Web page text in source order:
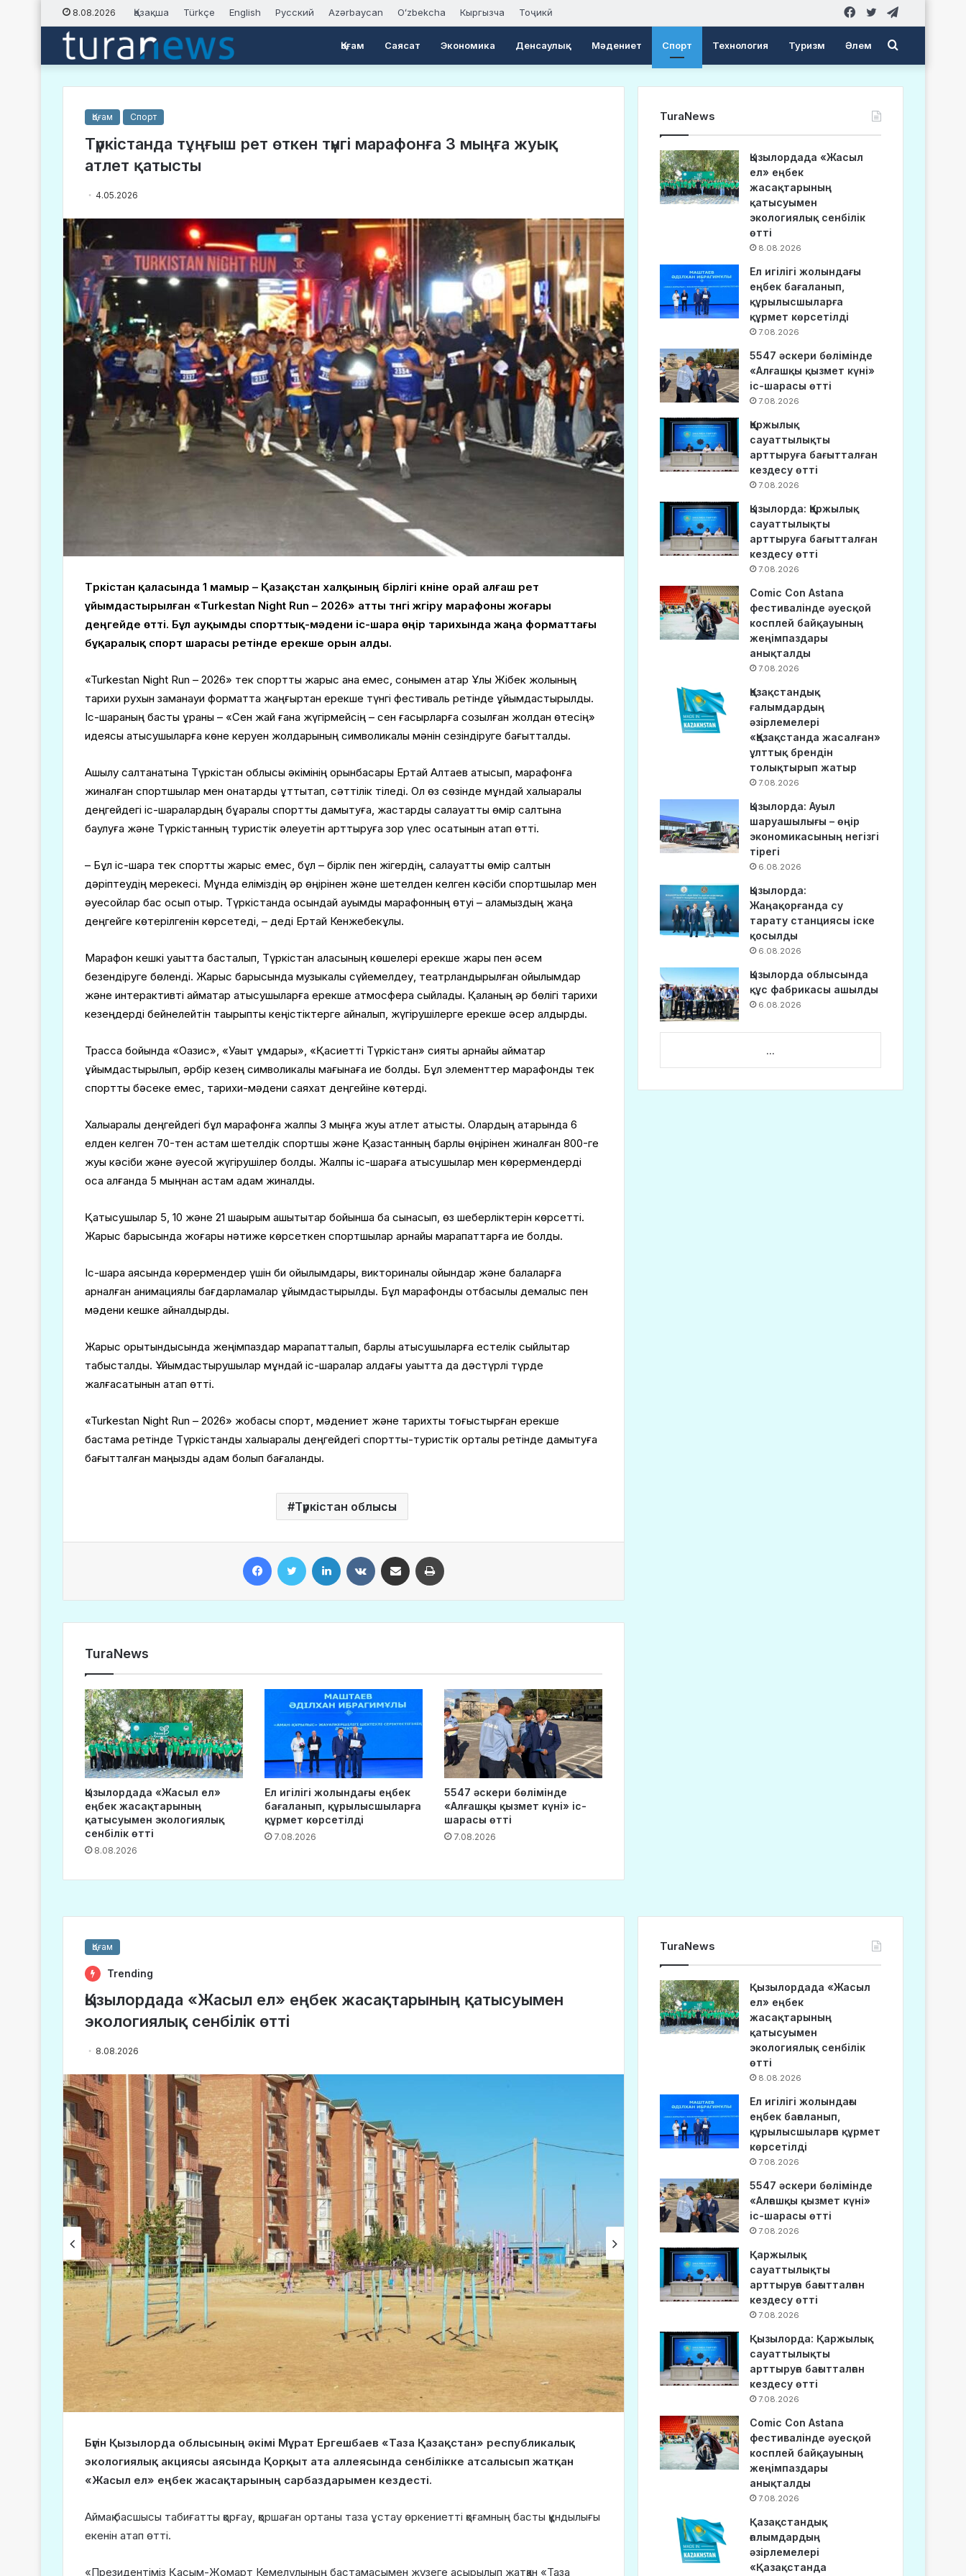
8.08.2026 Қазақша Türkçe English Русский Azərbaycan Oʻzbekcha Кыргызча Тоҷикӣ Twitter
Facebook
Қоғам Саясат Экономика Денсаулық Мәдениет Спорт Технология Туризм Әлем Search
for
Қоғам Спорт
Түркістанда тұңғыш рет өткен түнгі марафонға 3 мыңға жуық
атлет қатысты
4.05.2026
Түркістан қаласында 1 мамыр – Қазақстан халқының бірлігі күніне орай алғаш рет
ұйымдастырылған «Turkestan Night Run – 2026» атты түнгі жүгіру марафоны жоғары
деңгейде өтті. Бұл ауқымды спорттық-мәдени іс-шара өңір тарихында жаңа форматтағы
бұқаралық спорт шарасы ретінде ерекше орын алды.
«Turkestan Night Run – 2026» тек спорттық жарыс қана емес, сонымен қатар Ұлы Жібек жолының
тарихи рухын заманауи форматта жаңғыртқан ерекше түнгі фестиваль ретінде ұйымдастырылды.
Іс-шараның басты ұраны – «Сен жай ғана жүгірмейсің – сен ғасырларға созылған жолдан өтесің»
идеясы қатысушыларға көне керуен жолдарының символикалық мәнін сезіндіруге бағытталды.
Ашылу салтанатына Түркістан облысы әкімінің орынбасары Ертай Алтаев қатысып, марафонға
жиналған спортшылар мен қонақтарды құттықтап, сәттілік тіледі. Ол өз сөзінде мұндай халықаралық
деңгейдегі іс-шаралардың бұқаралық спортты дамытуға, жастарды салауатты өмір салтына
баулуға және Түркістанның туристік әлеуетін арттыруға зор үлес қосатынын атап өтті.
– Бұл іс-шара тек спорттық жарыс емес, бұл – бірлік пен жігердің, салауатты өмір салтын
дәріптеудің мерекесі. Мұнда еліміздің әр өңірінен және шетелден келген кәсіби спортшылар мен
әуесқойлар бас қосып отыр. Түркістанда осындай ауқымды марафонның өтуі – қаламыздың жаңа
деңгейге көтерілгенін көрсетеді, – деді Ертай Кенжебекұлы.
Марафон кешкі уақытта басталып, Түркістан қаласының көшелері ерекше жарық пен әсем
безендіруге бөленді. Жарыс барысында музыкалық сүйемелдеу, театрландырылған қойылымдар
және интерактивті аймақтар қатысушыларға ерекше атмосфера сыйлады. Қаланың әр бөлігі тарихи
кезеңдерді бейнелейтін тақырыптық кеңістіктерге айналып, жүгірушілерге ерекше әсер қалдырды.
Трасса бойында «Оазис», «Уақыт құмдары», «Қасиетті Түркістан» сияқты арнайы аймақтар
ұйымдастырылып, әрбір кезең символикалық мағынаға ие болды. Бұл элементтер марафонды тек
спорттық бәсеке емес, тарихи-мәдени саяхат деңгейіне көтерді.
Халықаралық деңгейдегі бұл марафонға жалпы 3 мыңға жуық атлет қатысты. Олардың қатарында 6
елден келген 70-тен астам шетелдік спортшы және Қазақстанның барлық өңірінен жиналған 800-ге
жуық кәсіби және әуесқой жүгірушілер болды. Жалпы іс-шараға қатысушылар мен көрермендерді
қоса алғанда 5 мыңнан астам адам жиналды.
Қатысушылар 5, 10 және 21 шақырым қашықтықтар бойынша бақ сынасып, өз шеберліктерін көрсетті.
Жарыс барысында жоғары нәтиже көрсеткен спортшылар арнайы марапаттарға ие болды.
Іс-шара аясында көрермендер үшін би қойылымдары, викториналық ойындар және балаларға
арналған анимациялық бағдарламалар ұйымдастырылды. Бұл марафонды отбасылық демалыс пен
мәдени кешке айналдырды.
Жарыс қорытындысында жеңімпаздар марапатталып, барлық қатысушыларға естелік сыйлықтар
табысталды. Ұйымдастырушылар мұндай іс-шаралар алдағы уақытта да дәстүрлі түрде
жалғасатынын атап өтті.
«Turkestan Night Run – 2026» жобасы спорт, мәдениет және тарихты тоғыстырған ерекше
бастама ретінде Түркістанды халықаралық деңгейдегі спорттық-туристік орталық ретінде дамытуға
бағытталған маңызды қадам болып бағаланды.
Түркістан облысы
TuraNews
Қызылордада «Жасыл ел»
еңбек жасақтарының
қатысуымен экологиялық
сенбілік өтті
8.08.2026
Ел игілігі жолындағы еңбек
бағаланып, құрылысшыларға
құрмет көрсетілді
7.08.2026
5547 әскери бөлімінде
«Алғашқы қызмет күні» іс-
шарасы өтті
7.08.2026
TuraNews
Қызылордада «Жасыл
ел» еңбек
жасақтарының
қатысуымен
экологиялық сенбілік
өтті
8.08.2026
Ел игілігі жолындағы
еңбек бағаланып,
құрылысшыларға
құрмет көрсетілді
7.08.2026
5547 әскери бөлімінде
«Алғашқы қызмет күні»
іс-шарасы өтті
7.08.2026
Қаржылық
сауаттылықты
арттыруға бағытталған
кездесу өтті
7.08.2026
Қызылорда: Қаржылық
сауаттылықты
арттыруға бағытталған
кездесу өтті
7.08.2026
Comic Con Astana
фестивалінде әуесқой
косплей байқауының
жеңімпаздары
анықталды
7.08.2026
Қазақстандық
ғалымдардың
әзірлемелері
«Қазақстанда жасалған»
ұлттық брендін
толықтырып жатыр
7.08.2026
Қызылорда: Ауыл
шаруашылығы – өңір
экономикасының негізгі
тірегі
6.08.2026
Қызылорда:
Жаңақорғанда су
тарату станциясы іске
қосылды
6.08.2026
Қызылорда облысында
құс фабрикасы ашылды
6.08.2026
...